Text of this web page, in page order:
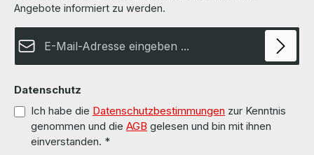
Angebote informiert zu werden.
Datenschutz
Ich habe die Datenschutzbestimmungen zur Kenntnis
genommen und die AGB gelesen und bin mit ihnen
einverstanden. *